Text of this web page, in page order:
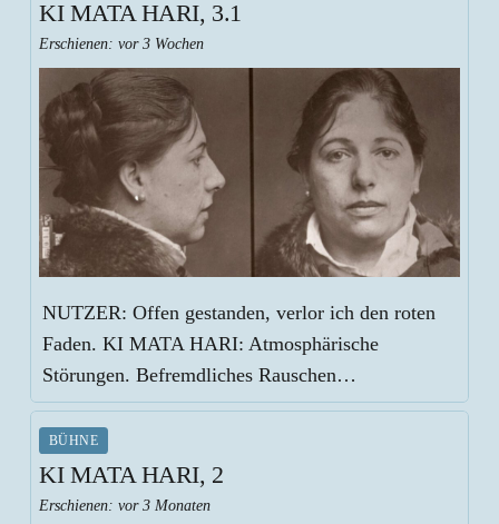
KI MATA HARI, 3.1
Erschienen:vor 3 Wochen
NUTZER: Offen gestanden, verlor ich den roten
Faden. KI MATA HARI: Atmosphärische
Störungen. Befremdliches Rauschen…
BÜHNE
KI MATA HARI, 2
Erschienen:vor 3 Monaten